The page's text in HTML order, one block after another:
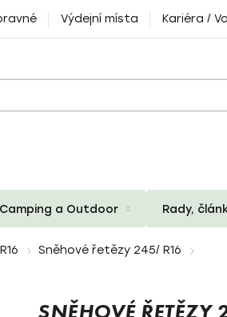
Výdejní místa Kariéra /
Camping a Outdoor Rady,
Sněhové řetězy 245/ R16
SNĚHOVÉ